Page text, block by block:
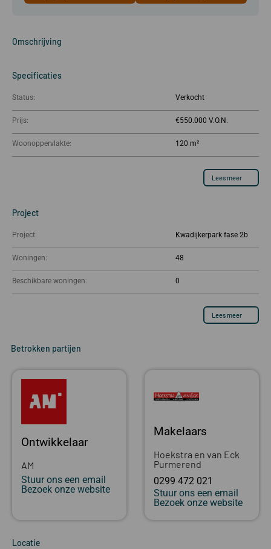
Omschrijving
Specificaties
Status: Verkocht
Prijs: €550.000
Woonoppervlakte: 120 m²
Lees meer
Project
Project: Kwadijkerpark fase 2b
Woningen: 48
Beschikbare woningen: 0
Lees meer
Betrokken partijen
Ontwikkelaar
AM
Stuur ons een email
Bezoek onze website
Makelaars
Hoekstra en van Eck
Purmerend
0299 472 021
Stuur ons een email
Bezoek onze website
Locatie